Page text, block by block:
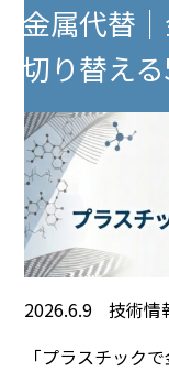
金属代替
切り替え
2026.6.9
技術情
「プラスチック